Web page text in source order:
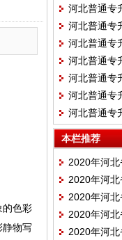
的色彩
静物写
考试说明
河北普通专
考试说明
河北普通专
要》考试说
河北普通专
说明
河北普通专
试说明
河北普通专
论》考试说
河北普通专
考试说明
河北普通专
合》考试说
本栏推荐
2020年河
学与技术、
工程、物联
序设计、微
2020年河
专业考试说
2020年河
技术专业考
2020年河
技术专业考
2020年河北